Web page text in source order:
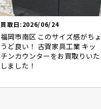
買取日:2026/06/24
福岡市南区 このサイズ感がちょ
うど良い！ 古賀家具工業 キッ
チンカウンターをお買取りいた
しました！